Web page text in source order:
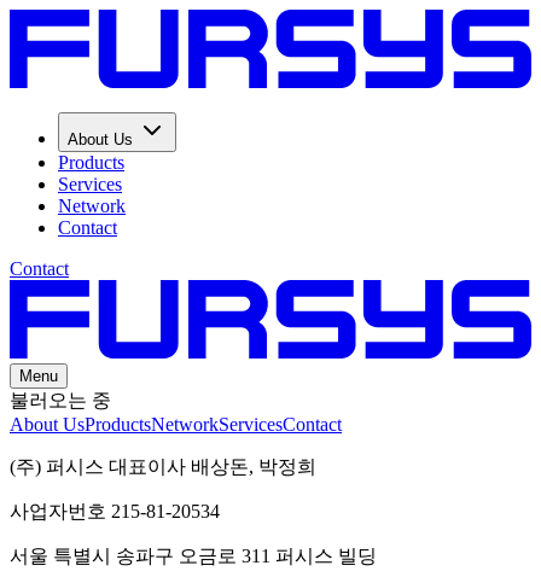
About Us
Products
Services
Network
Contact
Contact
Menu
불러오는 중
About UsProductsNetworkServicesContact
(주) 퍼시스 대표이사 배상돈, 박정희
사업자번호 215-81-20534
서울 특별시 송파구 오금로 311 퍼시스 빌딩